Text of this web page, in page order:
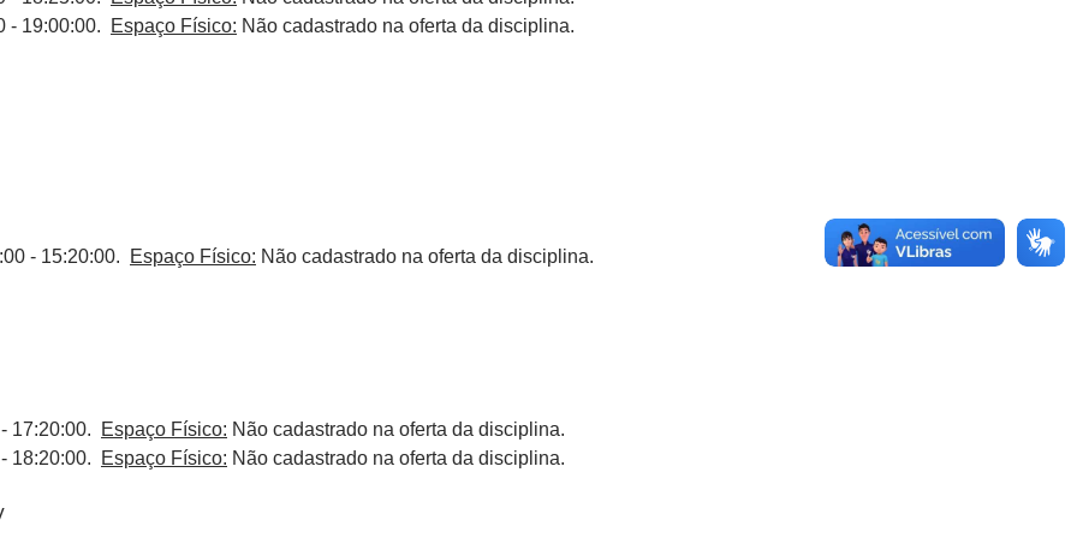
- 19:00:00.
Espaço Físico: Não cadastrado na oferta da disciplina.
- 15:20:00. Espaço Físico: Não cadastrado na oferta da disciplina.
17:20:00. Espaço Físico: Não cadastrado na oferta da disciplina.
18:20:00.
Espaço Físico: Não cadastrado na oferta da disciplina.